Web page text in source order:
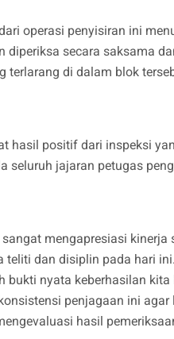
operasi penyisiran ini
diperiksa secara saksama
terlarang di dalam blok
hasil positif dari inspeksi
seluruh jajaran petugas
sangat mengapresiasi
teliti dan disiplin pada hari
bukti nyata keberhasilan
penjagaan ini
hasil